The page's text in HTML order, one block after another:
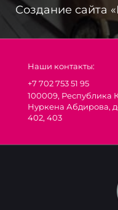
Создание сайта
Наши контакты:
+7 702 753 51 95
100009, Республика
Нуркена Абдирова,
402, 403